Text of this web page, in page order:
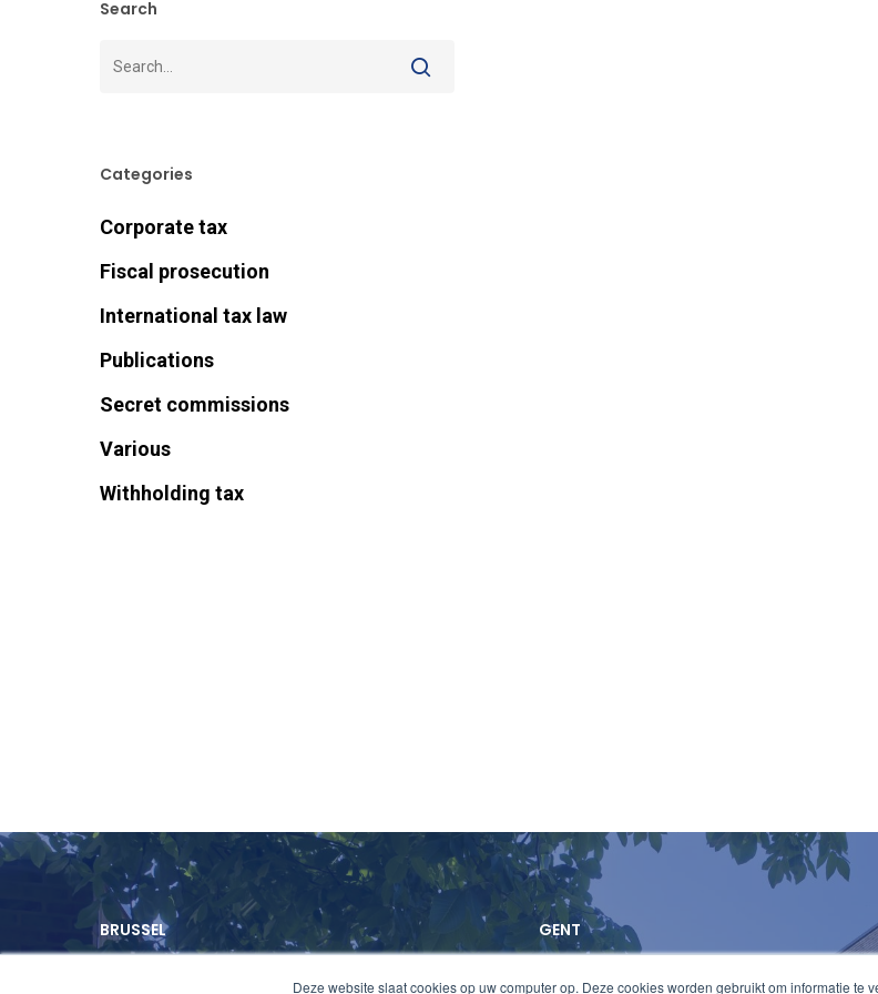
Deze website slaat cookies op uw computer op. Deze cookies worden gebruikt om informatie te
Search
Categories
Corporate tax
Fiscal prosecution
International tax law
Publications
Secret commissions
Various
Withholding tax
BRUSSEL GENT